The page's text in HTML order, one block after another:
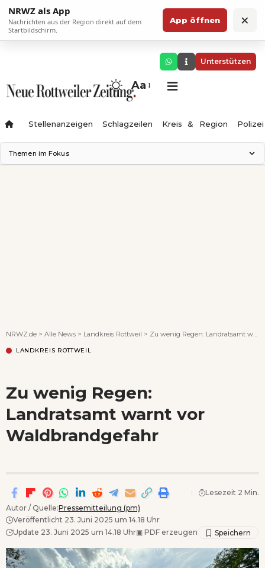
NRWZ als App
Nachrichten aus der Region direkt auf dem
Startbildschirm.
App öffnen ×
Unterstützen
Aa
Stellenanzeigen Schlagzeilen Kreis & Region Polizei
Themen im Fokus
NRWZ.de > Alle News > Landkreis Rottweil > Zu wenig Regen: Landratsamt warnt vor Waldbrandgefahr
LANDKREIS ROTTWEIL
Zu wenig Regen:
Landratsamt warnt vor
Waldbrandgefahr
Autor / Quelle:Pressemitteilung (pm)
Veröffentlicht 23. Juni 2025 um 14.18 Uhr
Update 23. Juni 2025 um 14.18 Uhr▣ PDF erzeugen
Lesezeit 2 Min.